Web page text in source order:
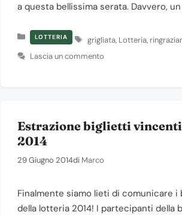
a questa bellissima serata. Davvero,
Categorie
LOTTERIA Tag
grigliata, Lotteria,
Lascia un commento
Estrazione biglietti
2014
29 Giugno 2014di Marco
Finalmente siamo lieti di comunicare
della lotteria 2014! I partecipanti della